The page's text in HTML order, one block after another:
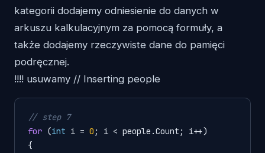
kategorii dodajemy odniesienie do danych w
arkuszu kalkulacyjnym za pomocą formuły, a
także dodajemy rzeczywiste dane do pamięci
podręcznej.
!!!! usuwamy // Inserting people
// step 7
for (int i = 0 ; i < people.Count; i++)
{